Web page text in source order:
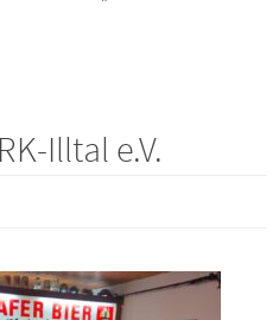
Illtal e.V.